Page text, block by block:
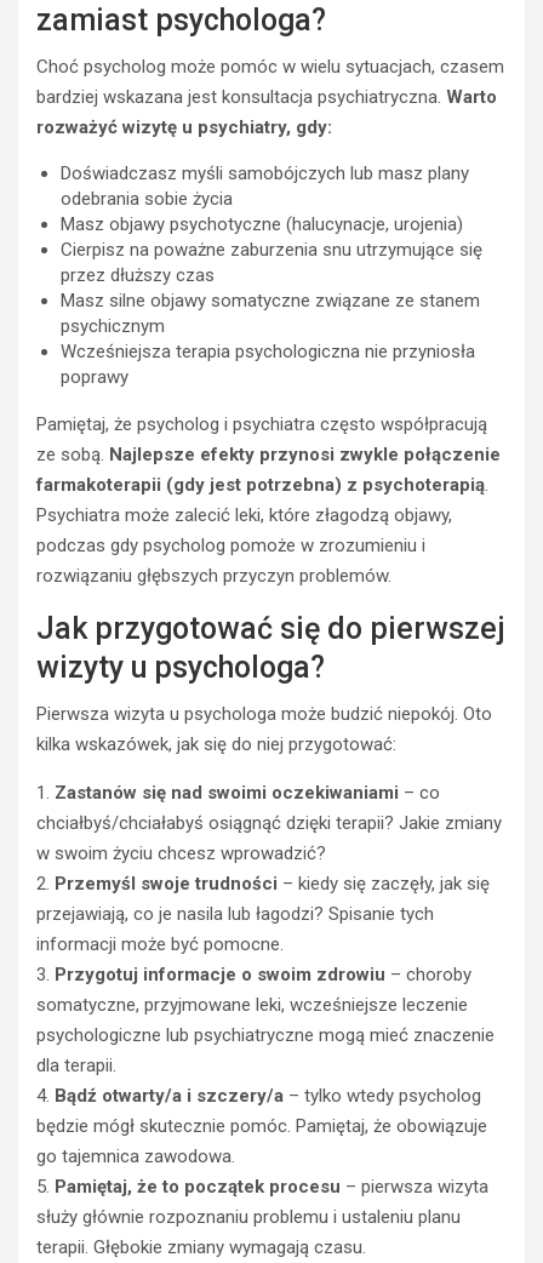
zamiast psychologa?
Choć psycholog może pomóc w wielu sytuacjach, czasem
bardziej wskazana jest konsultacja psychiatryczna. Warto
rozważyć wizytę u psychiatry, gdy:
Doświadczasz myśli samobójczych lub masz plany
odebrania sobie życia
Masz objawy psychotyczne (halucynacje, urojenia)
Cierpisz na poważne zaburzenia snu utrzymujące się
przez dłuższy czas
Masz silne objawy somatyczne związane ze stanem
psychicznym
Wcześniejsza terapia psychologiczna nie przyniosła
poprawy
Pamiętaj, że psycholog i psychiatra często współpracują
ze sobą. Najlepsze efekty przynosi zwykle połączenie
farmakoterapii (gdy jest potrzebna) z psychoterapią
Psychiatra może zalecić leki, które złagodzą objawy,
podczas gdy psycholog pomoże w zrozumieniu i
rozwiązaniu głębszych przyczyn problemów.
Jak przygotować się do pierwszej
wizyty u psychologa?
Pierwsza wizyta u psychologa może budzić niepokój. Oto
kilka wskazówek, jak się do niej przygotować:
1. Zastanów się nad swoimi oczekiwaniami – co
chciałbyś/chciałabyś osiągnąć dzięki terapii? Jakie zmiany
w swoim życiu chcesz wprowadzić?
2. Przemyśl swoje trudności – kiedy się zaczęły, jak się
przejawiają, co je nasila lub łagodzi? Spisanie tych
informacji może być pomocne.
3. Przygotuj informacje o swoim zdrowiu – choroby
somatyczne, przyjmowane leki, wcześniejsze leczenie
psychologiczne lub psychiatryczne mogą mieć znaczenie
dla terapii.
4. Bądź otwarty/a i szczery/a – tylko wtedy psycholog
będzie mógł skutecznie pomóc. Pamiętaj, że obowiązuje
go tajemnica zawodowa.
5. Pamiętaj, że to początek procesu – pierwsza wizyta
służy głównie rozpoznaniu problemu i ustaleniu planu
terapii. Głębokie zmiany wymagają czasu.
POZOSTAŁE
B
o
c
z
e
k
e
o
n